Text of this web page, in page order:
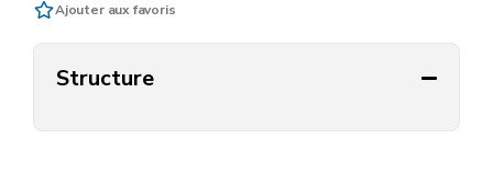
Ajouter aux favoris
Structure